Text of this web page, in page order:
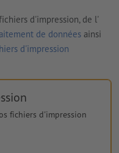
d'impression, de l'
de données ainsi
d'impression
fichiers d'impression